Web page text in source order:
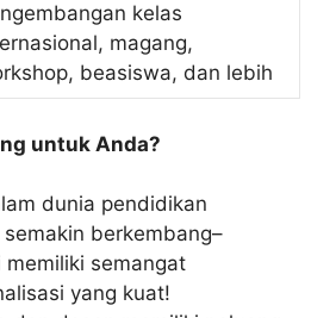
kelas
magang,
beasiswa, dan lebih
untuk Anda?
dunia pendidikan
berkembang–
memiliki semangat
yang kuat!